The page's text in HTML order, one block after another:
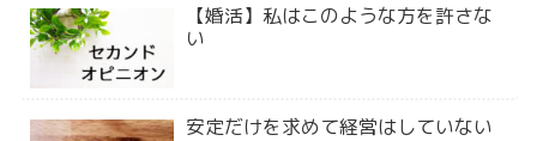
【婚活】私はこのような方を許さな
い
安定だけを求めて経営はしていない